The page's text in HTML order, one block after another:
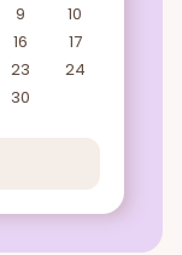
9
10
16
17
23
24
30